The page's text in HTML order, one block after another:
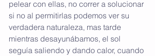
pelear con ellas, no correr a solucionar
si no al permitirlas podemos ver su
verdadera naturaleza, mas tarde
mientras desayunábamos, el sol
seguía saliendo y dando calor, cuando